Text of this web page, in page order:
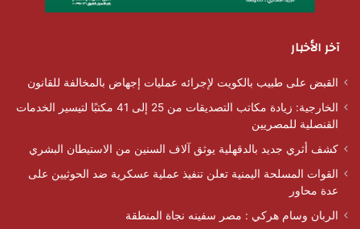
آخر الأخبار
القبض على طبيب بالكويت لإجرائه عمليات إجهاض بالمخالفة للقانون
الخارجية: زيادة مكاتب التصديقات من 25 إلى 41 مكتبًا لتيسير الخدمات
القنصلية للمصريين
كشف أثري جديد بالدقهلية يوثق آلاف السنين من الاستيطان البشري
القوات المسلحة اليمنية تعلن تنفيذ عملية عسكرية ضد الحوثيين على
عدة محاور
الربان وسام هركي : مصر سفينه نجاة المنطقة